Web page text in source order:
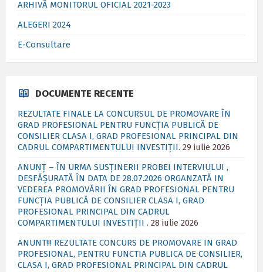
ARHIVĂ MONITORUL OFICIAL 2021-2023
ALEGERI 2024
E-Consultare
DOCUMENTE RECENTE
REZULTATE FINALE LA CONCURSUL DE PROMOVARE ÎN
GRAD PROFESIONAL PENTRU FUNCȚIA PUBLICĂ DE
CONSILIER CLASA I, GRAD PROFESIONAL PRINCIPAL DIN
CADRUL COMPARTIMENTULUI INVESTIȚII. 29 iulie 2026
ANUNȚ – ÎN URMA SUSȚINERII PROBEI INTERVIULUI ,
DESFĂȘURATĂ ÎN DATA DE 28.07.2026 ORGANZATĂ IN
VEDEREA PROMOVĂRII ÎN GRAD PROFESIONAL PENTRU
FUNCȚIA PUBLICĂ DE CONSILIER CLASA I, GRAD
PROFESIONAL PRINCIPAL DIN CADRUL
COMPARTIMENTULUI INVESTIȚII . 28 iulie 2026
ANUNT!!! REZULTATE CONCURS DE PROMOVARE IN GRAD
PROFESIONAL, PENTRU FUNCTIA PUBLICA DE CONSILIER,
CLASA I, GRAD PROFESIONAL PRINCIPAL DIN CADRUL